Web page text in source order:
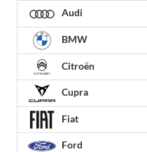
Audi
BMW
Citroën
Cupra
Fiat
Ford